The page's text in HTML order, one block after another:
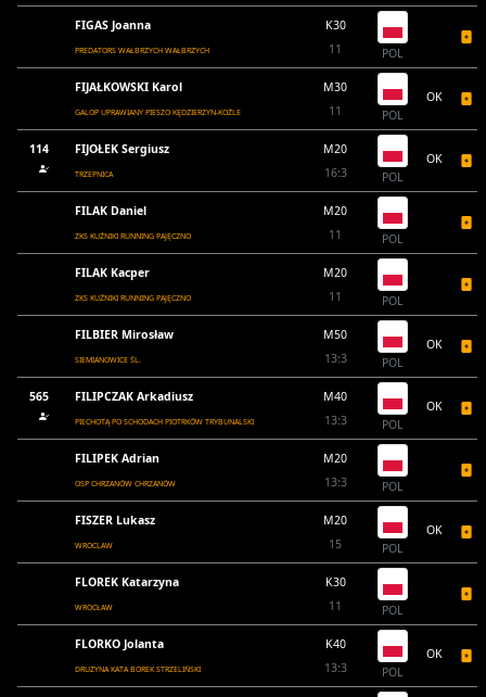
FIGAS Joanna
PREDATORS WAŁBRZYCH WAŁBRZYCH
K30
11
POL
FIJAŁKOWSKI Karol
GALOP UPRAWIANY PIESZO KĘDZIERZYN-KOŹLE
M30
11
POL
OK
114 FIJOŁEK Sergiusz
TRZEPNICA
M20
16:3
POL
OK
FILAK Daniel
ZKS KUŹNIKI RUNNING PAJĘCZNO
M20
11
POL
FILAK Kacper
ZKS KUŹNIKI RUNNING PAJĘCZNO
M20
11
POL
FILBIER Mirosław
SIEMIANOWICE ŚL.
M50
13:3
POL
OK
565 FILIPCZAK Arkadiusz
PIECHOTĄ PO SCHODACH PIOTRKÓW TRYBUNALSKI
M40
13:3
POL
OK
FILIPEK Adrian
OSP CHRZANÓW CHRZANÓW
M20
13:3
POL
FISZER Lukasz
WROCLAW
M20
15
POL
OK
FLOREK Katarzyna
WROCŁAW
K30
11
POL
FLORKO Jolanta
DRUŻYNA KATA BOREK STRZELIŃSKI
K40
13:3
POL
OK